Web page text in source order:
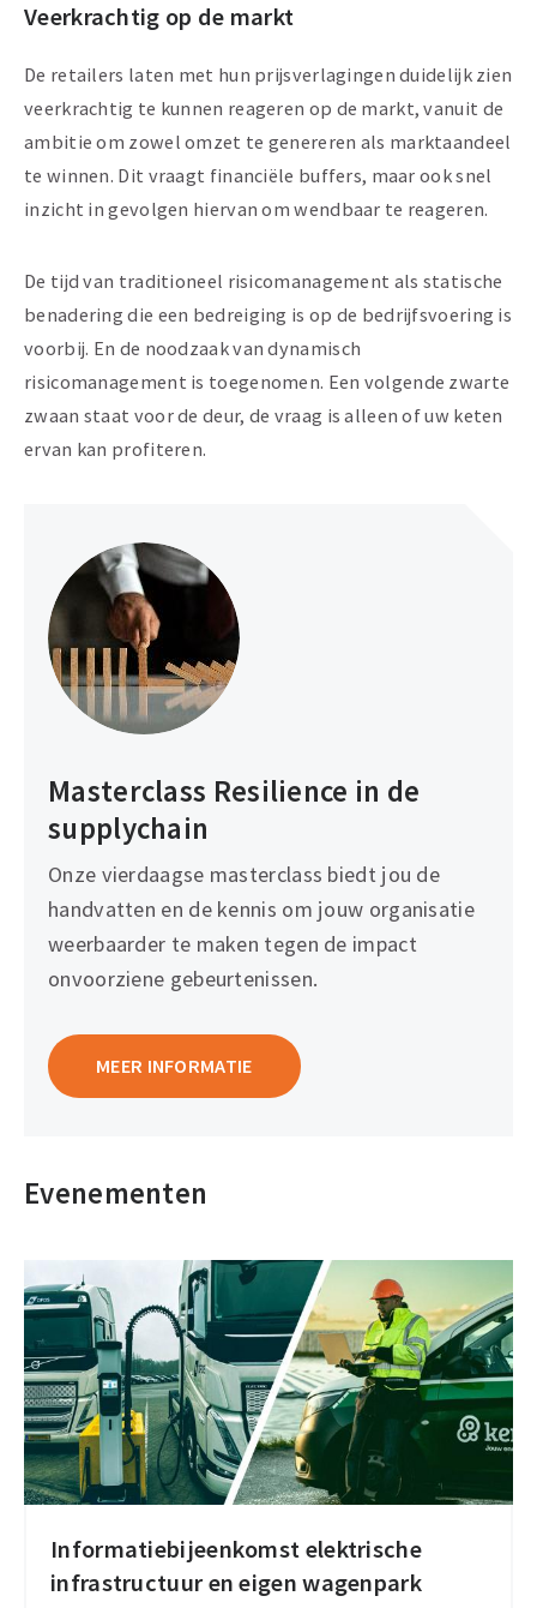
Veerkrachtig op de markt
De retailers laten met hun prijsverlagingen duidelijk zien
veerkrachtig te kunnen reageren op de markt, vanuit de
ambitie om zowel omzet te genereren als marktaandeel
te winnen. Dit vraagt financiële buffers, maar ook snel
inzicht in gevolgen hiervan om wendbaar te reageren.
De tijd van traditioneel risicomanagement als statische
benadering die een bedreiging is op de bedrijfsvoering is
voorbij. En de noodzaak van dynamisch
risicomanagement is toegenomen. Een volgende zwarte
zwaan staat voor de deur, de vraag is alleen of uw keten
ervan kan profiteren.
Masterclass Resilience in de
supplychain
Onze vierdaagse masterclass biedt jou de
handvatten en de kennis om jouw organisatie
weerbaarder te maken tegen de impact
onvoorziene gebeurtenissen.
MEER INFORMATIE
Evenementen
Informatiebijeenkomst elektrische
infrastructuur en eigen wagenpark
Informatiebijeenkomst
elektrische